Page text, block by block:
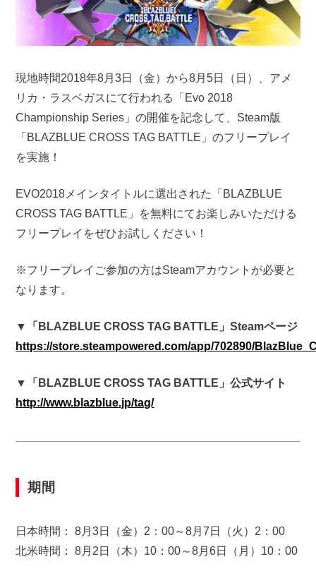
現地時間2018年8月3日（金）から8月5日（日）、アメ
リカ・ラスベガスにて行われる「Evo 2018
Championship Series」の開催を記念して、Steam版
「BLAZBLUE CROSS TAG BATTLE」のフリープレイ
を実施！
EVO2018メインタイトルに選出された「BLAZBLUE
CROSS TAG BATTLE」を無料にてお楽しみいただける
フリープレイをぜひお試しください！
※フリープレイご参加の方はSteamアカウントが必要と
なります。
▼「BLAZBLUE CROSS TAG BATTLE」Steamページ
https://store.steampowered.com/app/702890/
▼「BLAZBLUE CROSS TAG BATTLE」公式サイト
http://www.blazblue.jp/tag/
期間
日本時間： 8月3日（金）2：00～8月7日（火）2：00
北米時間： 8月2日（木）10：00～8月6日（月）10：00